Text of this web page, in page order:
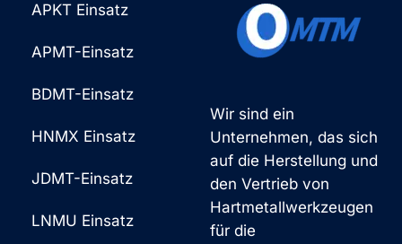
Wir sind ein
Unternehmen, das sich
auf die Herstellung und
den Vertrieb von
Hartmetallwerkzeugen
für die
APKT Einsatz
APMT-Einsatz
BDMT-Einsatz
HNMX Einsatz
JDMT-Einsatz
LNMU Einsatz